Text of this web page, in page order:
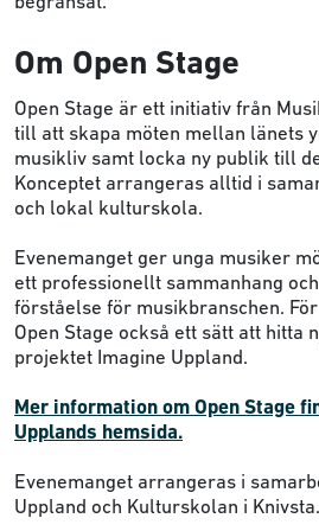
Om Open Stage
Open Stage är ett initiativ från
till att skapa möten mellan länets
musikliv samt locka ny publik till
Konceptet arrangeras alltid i
och lokal kulturskola.
Evenemanget ger unga musiker
ett professionellt sammanhang
förståelse för musikbranschen.
Open Stage också ett sätt att hitta
projektet Imagine Uppland.
Mer information om Open Stage
Upplands hemsida.
Evenemanget arrangeras i
Uppland och Kulturskolan i Knivsta.